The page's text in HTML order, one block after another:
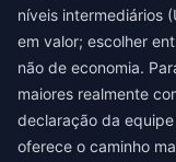
níveis intermediários
em valor; escolher
não de economia.
maiores realmente
declaração da
oferece o caminho